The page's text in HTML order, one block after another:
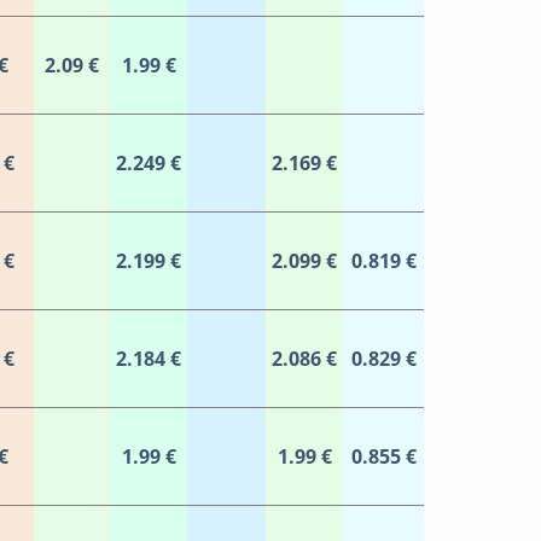
2.09 € 1.99 €
2.249 € 2.169 €
2.199 € 2.099 € 0.819 €
2.184 € 2.086 € 0.829 €
1.99 € 1.99 € 0.855 €